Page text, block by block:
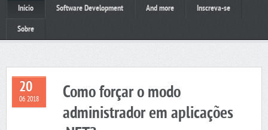
Início Software Development And more Inscreva-se
Sobre
20
06 2018
Como forçar o modo
administrador em aplicações